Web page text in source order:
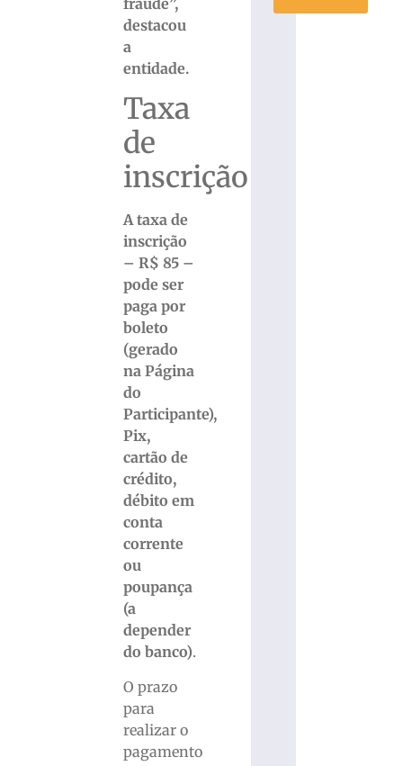
fraude”,
destacou
a
entidade.
Taxa
de
inscrição
A taxa de
inscrição
– R$ 85 –
pode ser
paga por
boleto
(gerado
na Página
do
Participante),
Pix,
cartão de
crédito,
débito em
conta
corrente
ou
poupança
(a
depender
do banco).
O prazo
para
realizar o
pagamento